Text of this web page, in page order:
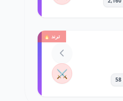
ترند 🔥
⚔️